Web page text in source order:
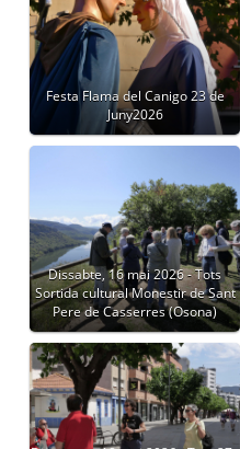
Festa Flama del Canigo 23 de
Juny2026
Dissabte, 16 mai 2026 - Tots
Sortida cultural Monestir de Sant
Pere de Casserres (Osona)